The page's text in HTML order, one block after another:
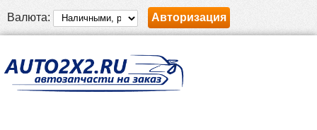
Валюта: Авторизация